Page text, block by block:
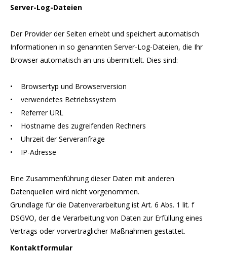
Server-Log-Dateien
Der Provider der Seiten erhebt und speichert automatisch
Informationen in so genannten Server-Log-Dateien, die Ihr
Browser automatisch an uns übermittelt. Dies sind:
• Browsertyp und Browserversion
• verwendetes Betriebssystem
• Referrer URL
• Hostname des zugreifenden Rechners
• Uhrzeit der Serveranfrage
• IP-Adresse
Eine Zusammenführung dieser Daten mit anderen
Datenquellen wird nicht vorgenommen.
Grundlage für die Datenverarbeitung ist Art. 6 Abs. 1 lit. f
DSGVO, der die Verarbeitung von Daten zur Erfüllung eines
Vertrags oder vorvertraglicher Maßnahmen gestattet.
Kontaktformular